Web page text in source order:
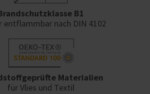
B1
entflammbar nach DIN 4102
Materialien
für Vlies und Textil